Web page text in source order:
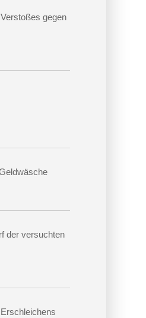
gegen
der versuchten